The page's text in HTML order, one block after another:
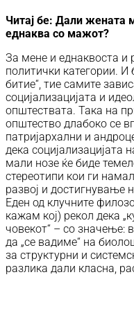
Читај бе: Дали жената
еднаква со мажот?
За мене и еднаквоста и
политички категории. И
битие“, тие самите
социјализацијата и
општествата. Така на
општество длабоко се
патријархални и
дека социјализацијата
мали нозе ќе биде
стереотипи кои ги
развој и достигнување
Еден од клучните
кажам кој) рекол дека
човекот“ – со значење:
да „се вадиме“ на
за структурни и
разлика дали класна,